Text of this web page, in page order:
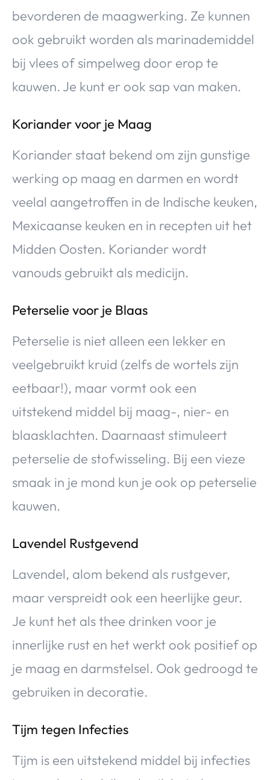
bevorderen de maagwerking. Ze kunnen
ook gebruikt worden als marinademiddel
bij vlees of simpelweg door erop te
kauwen. Je kunt er ook sap van maken.
Koriander voor je Maag
Koriander staat bekend om zijn gunstige
werking op maag en darmen en wordt
veelal aangetroffen in de Indische keuken,
Mexicaanse keuken en in recepten uit het
Midden Oosten. Koriander wordt
vanouds gebruikt als medicijn.
Peterselie voor je Blaas
Peterselie is niet alleen een lekker en
veelgebruikt kruid (zelfs de wortels zijn
eetbaar!), maar vormt ook een
uitstekend middel bij maag-, nier- en
blaasklachten. Daarnaast stimuleert
peterselie de stofwisseling. Bij een vieze
smaak in je mond kun je ook op peterselie
kauwen.
Lavendel Rustgevend
Lavendel, alom bekend als rustgever,
maar verspreidt ook een heerlijke geur.
Je kunt het als thee drinken voor je
innerlijke rust en het werkt ook positief op
je maag en darmstelsel. Ook gedroogd te
gebruiken in decoratie.
Tijm tegen Infecties
Tijm is een uitstekend middel bij infecties